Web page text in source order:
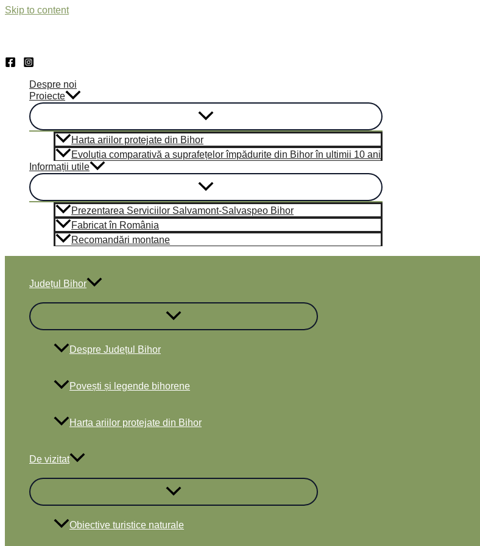
Skip to content
Despre noi
Proiecte
Harta ariilor protejate din Bihor
Evoluția comparativă a suprafețelor împădurite din Bihor în ultimii 10 ani
Informații utile
Prezentarea Serviciilor Salvamont-Salvaspeo Bihor
Fabricat în România
Recomandări montane
Județul Bihor
Despre Județul Bihor